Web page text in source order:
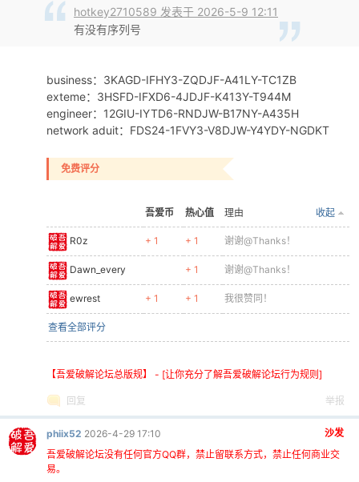
hotkey2710589 发表于 2026-5-9 12:11
有没有序列号
business：3KAGD-IFHY3-ZQDJF-A41LY-TC1ZB
exteme：3HSFD-IFXD6-4JDJF-K413Y-T944M
engineer：12GIU-IYTD6-RNDJW-B17NY-A435H
network aduit：FDS24-1FVY3-V8DJW-Y4YDY-NGDKT
免费评分
吾爱币 热心值 收起
理由
R0z + 1 + 1 谢谢@Thanks！
Dawn_every + 1 谢谢@Thanks！
ewrest + 1 + 1 我很赞同！
查看全部评分
【吾爱破解论坛总版规】 - [让你充分了解吾爱破解论坛行为规则]
回复 举报
沙发
phiix52 2026-4-29 17:10
吾爱破解论坛没有任何官方QQ群，禁止留联系方式，禁止任何商业交
易。